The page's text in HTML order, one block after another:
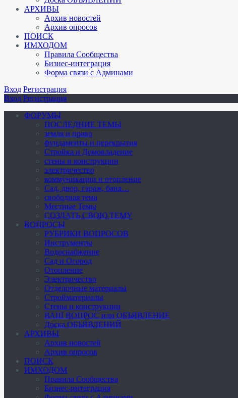
АРХИВЫ
Архив новостей
Архив опросов
ПОИСК
ИМХОДОМ
Правила Сообщества
Бизнес-интеграция
Форма связи с Админами
Вход Регистрация
Вход Регистрация
ФОРУМЫ
ПОСЛЕДНИЕ ТЕМЫ
земля и право
фундаменты и перекрытия
Стройка и Домовладение
стены и конструкции
электричество
коммуникации и отопление
Cад, двор, гараж, баня…
свободная тема
Местные Темы
СОЗДАТЬ СВОЮ ТЕМУ
ВОПРОСЫ
РУБРИКИ ВОПРОСОВ
Инструменты
Водоснабжение
Сад и Огород
Отопление
Электричество
Отделочные материалы
Стройматериалы
Стены и конструкции
ВАШ ВОПРОС или ОБЪЯВЛЕНИЕ
Доска ОБЪЯВЛЕНИЙ
АРХИВЫ
Архив новостей
Архив опросов
ПОИСК
ИМХОДОМ
Правила Сообщества
Бизнес-интеграция